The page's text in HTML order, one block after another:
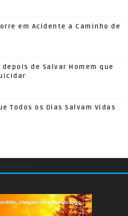
em Acidente a Caminho de
depois de Salvar Homem que
Todos os Dias Salvam Vidas